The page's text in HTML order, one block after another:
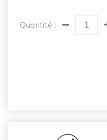
Quantité :